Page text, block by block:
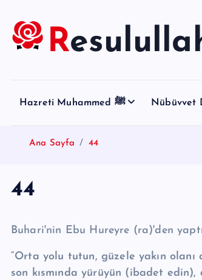
Hazreti Muhammed ﷺ Nübüvvet
Ana Sayfa 44
44
Buhari'nin Ebu Hureyre (ra)'den
“Orta yolu tutun, güzele yakın
son kısmında yürüyün (ibadet